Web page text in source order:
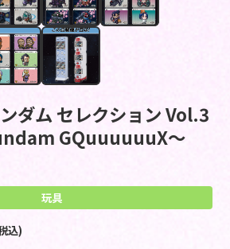
ダム セレクション Vol.3
GQuuuuuuX～
玩具
込)